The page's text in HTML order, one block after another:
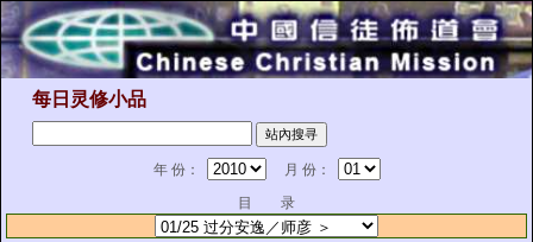
每日灵修小品
年 份：
月 份：
目 录